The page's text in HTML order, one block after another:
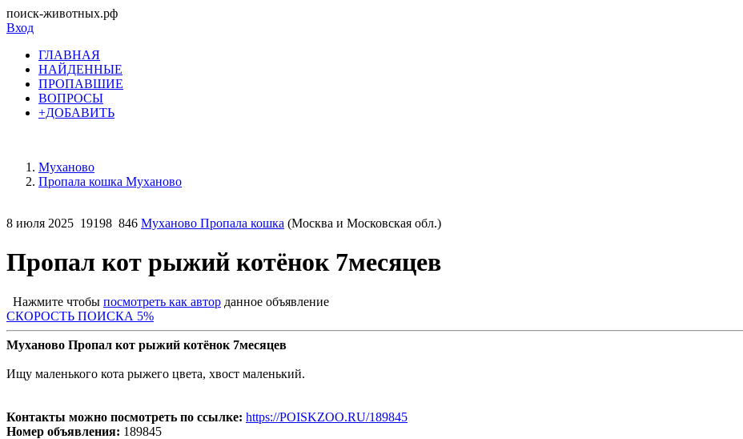
поиск-животных.рф
Вход
ГЛАВНАЯ
НАЙДЕННЫЕ
ПРОПАВШИЕ
ВОПРОСЫ
+ДОБАВИТЬ
Муханово
Пропала кошка Муханово
8 июля 2025 19198 846 Муханово Пропала кошка (Москва и Московская обл.)
Пропал кот рыжий котёнок 7месяцев
Нажмите чтобы посмотреть как автор данное объявление
СКОРОСТЬ ПОИСКА 5%
Муханово Пропал кот рыжий котёнок 7месяцев
Ищу маленького кота рыжего цвета, хвост маленький.
Контакты можно посмотреть по ссылке: https://POISKZOO.RU/189845
Номер объявления: 189845